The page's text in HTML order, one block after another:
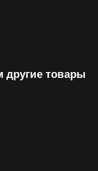
другие товары